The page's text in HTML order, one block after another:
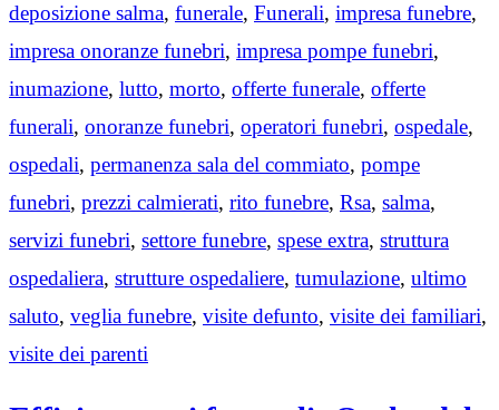
deposizione salma, funerale, Funerali, impresa funebre,
impresa onoranze funebri, impresa pompe funebri,
inumazione, lutto, morto, offerte funerale, offerte
funerali, onoranze funebri, operatori funebri, ospedale,
ospedali, permanenza sala del commiato, pompe
funebri, prezzi calmierati, rito funebre, Rsa, salma,
servizi funebri, settore funebre, spese extra, struttura
ospedaliera, strutture ospedaliere, tumulazione, ultimo
saluto, veglia funebre, visite defunto, visite dei familiari,
visite dei parenti